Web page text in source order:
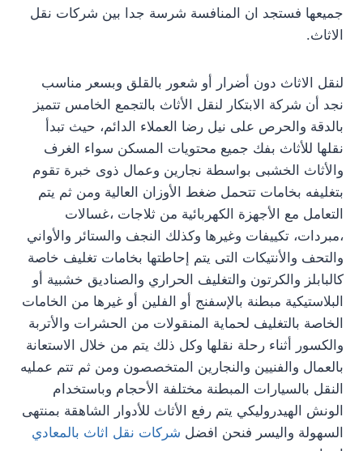
جميعها فستجد ان المنافسة شرسة جدا بين شركات نقل
الاثاث.
لنقل الاثاث دون أضرار أو شعور بالقلق وبسعر مناسب
نجد أن شركة الابتكار لنقل الأثاث بالتجمع الخامس تتميز
بالدقة والحرص على نيل رضا العملاء الدائم، حيث تبدأ
نقلها للأثاث بفك جميع محتويات المسكن سواء الغرف
والأثاث الخشبى بواسطة نجارين وعمال ذوى خبرة تقوم
بتغليفه بخامات تتحمل ضغط الأوزان العالية ومن ثم يتم
التعامل مع الأجهزة الكهربائية من ثلاجات ،غسالات
،مبردات، تكييفات وغيرها وكذلك النجف والستائر والأواني
والتحف والأنتيكات التى يتم إحاطتها بخامات تغليف خاصة
كالبابلز والكرتون والتغليف الحراري والصناديق خشبية أو
البلاستيكية مبطنة بالإسفنج أو الفلين أو غيرها من الخامات
الخاصة بالتغليف لحماية المنقولات من الحشرات والأتربة
والكسور أثناء رحلة نقلها وكل ذلك يتم من خلال الاستعانة
بالعمال والفنيين والنجارين المتخصصون ومن ثم تتم عمليه
النقل بالسيارات المبطنة مختلفة الأحجام وباستخدام
الونش الهيدروليكي يتم رفع الأثاث للأدوار الشاهقة بمنتهى
السهولة واليسر فنحن افضل شركات نقل اثاث بالمعادي